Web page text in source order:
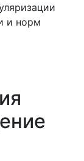
и норм